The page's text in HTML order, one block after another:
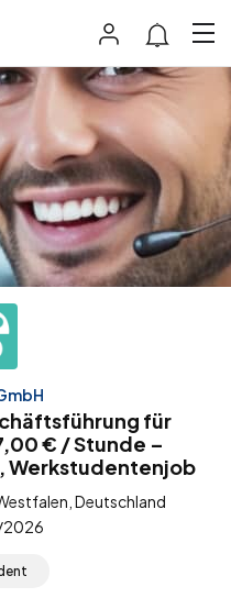
für
€ / Stunde –
Werkstudentenjob
Deutschland